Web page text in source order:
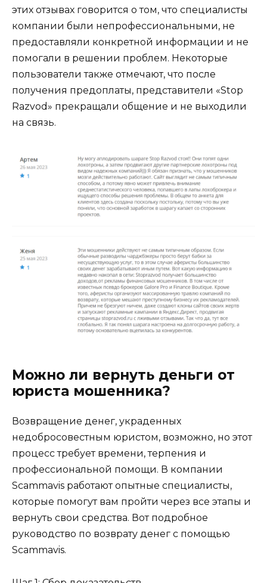
этих отзывах говорится о том, что специалисты
компании были непрофессиональными, не
предоставляли конкретной информации и не
помогали в решении проблем. Некоторые
пользователи также отмечают, что после
получения предоплаты, представители «Stop
Razvod» прекращали общение и не выходили
на связь.
Можно ли вернуть деньги от
юриста мошенника?
Возвращение денег, украденных
недобросовестным юристом, возможно, но этот
процесс требует времени, терпения и
профессиональной помощи. В компании
Scammavis работают опытные специалисты,
которые помогут вам пройти через все этапы и
вернуть свои средства. Вот подробное
руководство по возврату денег с помощью
Scammavis.